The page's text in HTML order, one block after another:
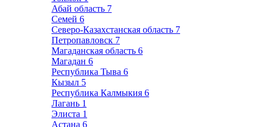
Абай область 7
Семей 6
Северо-Казахстанская область 7
Петропавловск 7
Магаданская область 6
Магадан 6
Республика Тыва 6
Кызыл 5
Республика Калмыкия 6
Лагань 1
Элиста 1
Астана 6